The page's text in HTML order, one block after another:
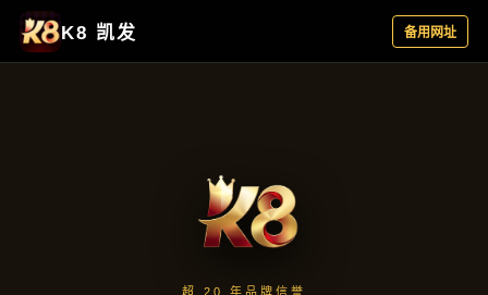
公司动态
首页 公司动态